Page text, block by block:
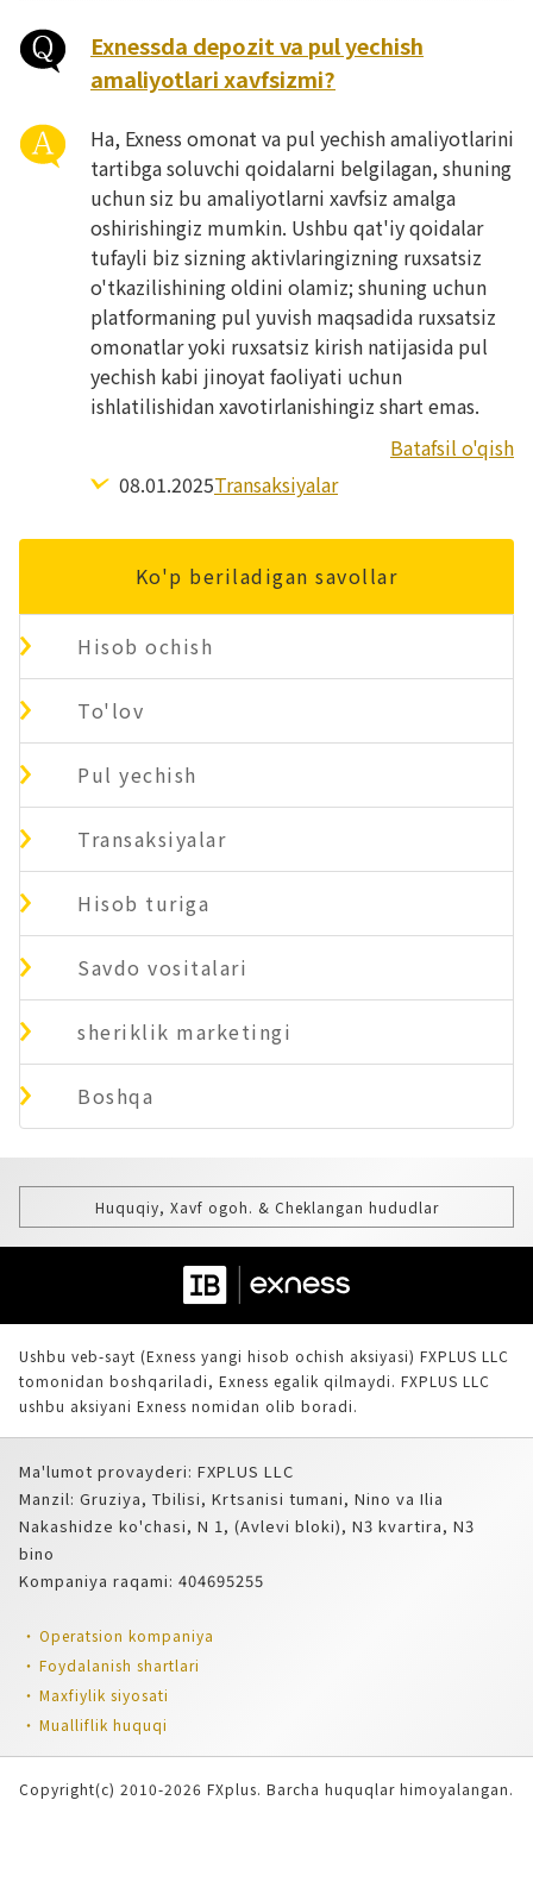
Exnessda depozit va pul yechish
amaliyotlari xavfsizmi?
Ha, Exness omonat va pul yechish amaliyotlarini
tartibga soluvchi qoidalarni belgilagan, shuning
uchun siz bu amaliyotlarni xavfsiz amalga
oshirishingiz mumkin. Ushbu qat'iy qoidalar
tufayli biz sizning aktivlaringizning ruxsatsiz
o'tkazilishining oldini olamiz; shuning uchun
platformaning pul yuvish maqsadida ruxsatsiz
omonatlar yoki ruxsatsiz kirish natijasida pul
yechish kabi jinoyat faoliyati uchun
ishlatilishidan xavotirlanishingiz shart emas.
Batafsil o'qish
08.01.2025Transaksiyalar
Ko'p beriladigan savollar
Hisob ochish
To'lov
Pul yechish
Transaksiyalar
Hisob turiga
Savdo vositalari
sheriklik marketingi
Boshqa
Huquqiy, Xavf ogoh. & Cheklangan hududlar
Ushbu veb-sayt (Exness yangi hisob ochish aksiyasi) FXPLUS LLC
tomonidan boshqariladi, Exness egalik qilmaydi. FXPLUS LLC
ushbu aksiyani Exness nomidan olib boradi.
Ma'lumot provayderi: FXPLUS LLC
Manzil: Gruziya, Tbilisi, Krtsanisi tumani, Nino va Ilia
Nakashidze ko'chasi, N 1, (Avlevi bloki), N3 kvartira, N3
bino
Kompaniya raqami: 404695255
Operatsion kompaniya
Foydalanish shartlari
Maxfiylik siyosati
Mualliflik huquqi
Copyright(c) 2010-2026 FXplus. Barcha huquqlar himoyalangan.